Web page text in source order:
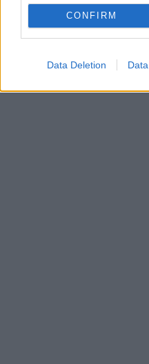
CONFIRM
Data Deletion